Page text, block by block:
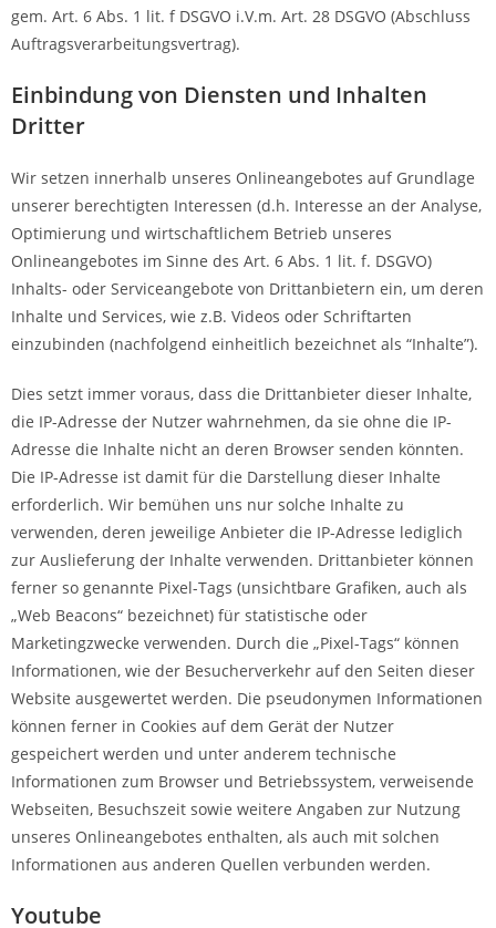
gem. Art. 6 Abs. 1 lit. f DSGVO i.V.m. Art. 28 DSGVO (Abschluss
Auftragsverarbeitungsvertrag).
Einbindung von Diensten und Inhalten
Dritter
Wir setzen innerhalb unseres Onlineangebotes auf Grundlage
unserer berechtigten Interessen (d.h. Interesse an der Analyse,
Optimierung und wirtschaftlichem Betrieb unseres
Onlineangebotes im Sinne des Art. 6 Abs. 1 lit. f. DSGVO)
Inhalts- oder Serviceangebote von Drittanbietern ein, um deren
Inhalte und Services, wie z.B. Videos oder Schriftarten
einzubinden (nachfolgend einheitlich bezeichnet als “Inhalte”).
Dies setzt immer voraus, dass die Drittanbieter dieser Inhalte,
die IP-Adresse der Nutzer wahrnehmen, da sie ohne die IP-
Adresse die Inhalte nicht an deren Browser senden könnten.
Die IP-Adresse ist damit für die Darstellung dieser Inhalte
erforderlich. Wir bemühen uns nur solche Inhalte zu
verwenden, deren jeweilige Anbieter die IP-Adresse lediglich
zur Auslieferung der Inhalte verwenden. Drittanbieter können
ferner so genannte Pixel-Tags (unsichtbare Grafiken, auch als
„Web Beacons“ bezeichnet) für statistische oder
Marketingzwecke verwenden. Durch die „Pixel-Tags“ können
Informationen, wie der Besucherverkehr auf den Seiten dieser
Website ausgewertet werden. Die pseudonymen Informationen
können ferner in Cookies auf dem Gerät der Nutzer
gespeichert werden und unter anderem technische
Informationen zum Browser und Betriebssystem, verweisende
Webseiten, Besuchszeit sowie weitere Angaben zur Nutzung
unseres Onlineangebotes enthalten, als auch mit solchen
Informationen aus anderen Quellen verbunden werden.
Youtube